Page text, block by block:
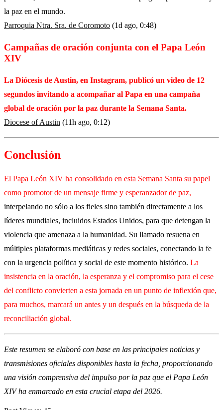
la paz en el mundo.
Parroquia Ntra. Sra. de Coromoto (1d ago, 0:48)
Campañas de oración conjunta con el Papa León
XIV
La Diócesis de Austin, en Instagram, publicó un video de 12
segundos invitando a acompañar al Papa en una campaña
global de oración por la paz durante la Semana Santa.
Diocese of Austin (11h ago, 0:12)
Conclusión
El Papa León XIV ha consolidado en esta Semana Santa su papel
como promotor de un mensaje firme y esperanzador de paz,
interpelando no sólo a los fieles sino también directamente a los
líderes mundiales, incluidos Estados Unidos, para que detengan la
violencia que amenaza a la humanidad. Su llamado resuena en
múltiples plataformas mediáticas y redes sociales, conectando la fe
con la urgencia política y social de este momento histórico. La
insistencia en la oración, la esperanza y el compromiso para el cese
del conflicto convierten a esta jornada en un punto de inflexión que,
para muchos, marcará un antes y un después en la búsqueda de la
reconciliación global.
Este resumen se elaboró con base en las principales noticias y
transmisiones oficiales disponibles hasta la fecha, proporcionando
una visión comprensiva del impulso por la paz que el Papa León
XIV ha enmarcado en esta crucial etapa del 2026.